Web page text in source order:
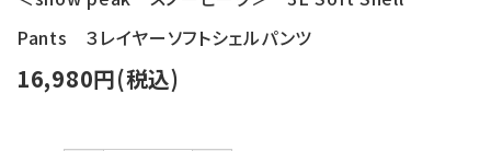
Pants ３レイヤーソフトシェルパンツ
16,980円(税込)